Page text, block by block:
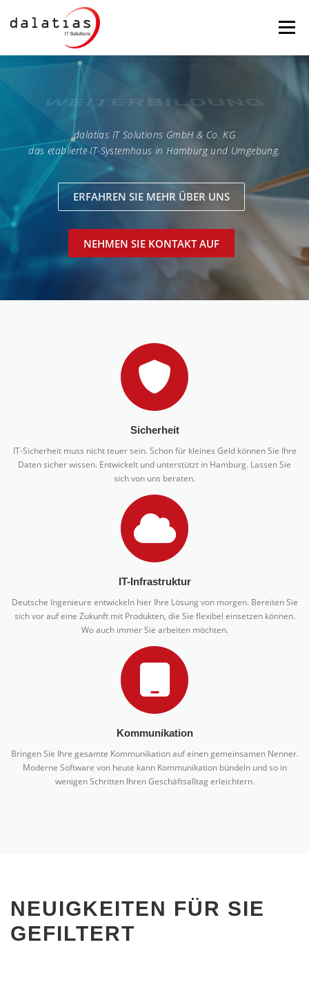
Inhalt
Menü
MAILSERVER BACKUP PRODUKTE
SERVICE FERNWARTUNG
WEITERBILDUNG
dalatias IT Solutions GmbH & Co. KG
das etablierte IT-Systemhaus in Hamburg und Umgebung.
ERFAHREN SIE MEHR ÜBER UNS
NEHMEN SIE KONTAKT AUF
Sicherheit
IT-Sicherheit muss nicht teuer sein. Schon für kleines Geld können Sie Ihre
Daten sicher wissen. Entwickelt und unterstützt in Hamburg. Lassen Sie
sich von uns beraten.
IT-Infrastruktur
Deutsche Ingenieure entwickeln hier Ihre Lösung von morgen. Bereiten Sie
sich vor auf eine Zukunft mit Produkten, die Sie flexibel einsetzen können.
Wo auch immer Sie arbeiten möchten.
Kommunikation
Bringen Sie Ihre gesamte Kommunikation auf einen gemeinsamen Nenner.
Moderne Software von heute kann Kommunikation bündeln und so in
wenigen Schritten Ihren Geschäftsalltag erleichtern.
NEUIGKEITEN FÜR SIE
GEFILTERT